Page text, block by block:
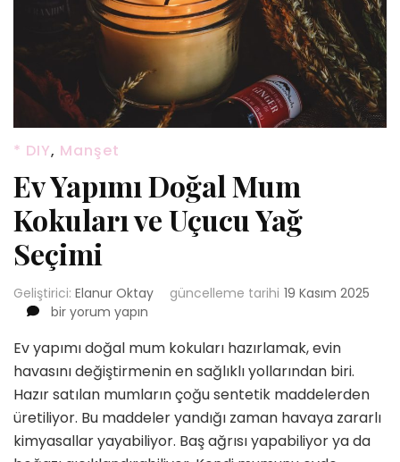
* DIY, Manşet
Ev Yapımı Doğal Mum
Kokuları ve Uçucu Yağ
Seçimi
Geliştirici: Elanur Oktay güncelleme tarihi 19 Kasım 2025
Ev
Doğal
Mum
Kokuları
ve
Uçucu
Yağ
bir yorum yapın
Ev yapımı doğal mum kokuları hazırlamak, evin
havasını değiştirmenin en sağlıklı yollarından biri.
Hazır satılan mumların çoğu sentetik maddelerden
üretiliyor. Bu maddeler yandığı zaman havaya zararlı
kimyasallar yayabiliyor. Baş ağrısı yapabiliyor ya da